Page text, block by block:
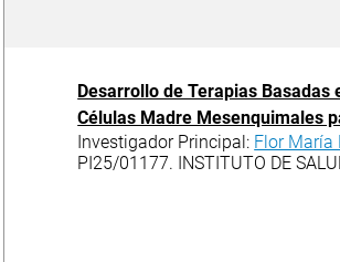
Desarrollo de Terapias
Células Madre Mesenquimales
Investigador Principal: Flor María
PI25/01177. INSTITUTO DE